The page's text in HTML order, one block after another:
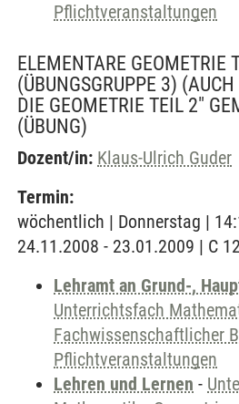
Pflichtveranstaltungen
ELEMENTARE GEOMETRIE
(ÜBUNGSGRUPPE 3)
DIE GEOMETRIE TEIL 2"
(ÜBUNG)
Dozent/in: Klaus-Ulrich Guder
Termin:
wöchentlich | Donnerstag |
24.11.2008 - 23.01.2009 | C
Lehramt an Grund-,
Unterrichtsfach
Fachwissenschaftlicher
Pflichtveranstaltungen
Lehren und Lernen -